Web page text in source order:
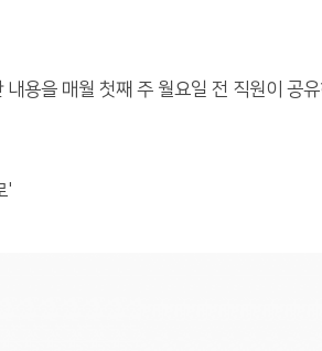
용을 매월 첫째 주 월요일 전 직원이 공
'